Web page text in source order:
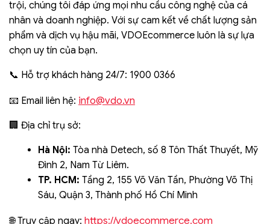
trội, chúng tôi đáp ứng mọi nhu cầu công nghệ của cá
nhân và doanh nghiệp. Với sự cam kết về chất lượng sản
phẩm và dịch vụ hậu mãi, VDOEcommerce luôn là sự lựa
chọn uy tín của bạn.
📞 Hỗ trợ khách hàng 24/7: 1900 0366
📧 Email liên hệ: info@vdo.vn
🏢 Địa chỉ trụ sở:
Hà Nội: Tòa nhà Detech, số 8 Tôn Thất Thuyết, Mỹ
Đình 2, Nam Từ Liêm.
TP. HCM: Tầng 2, 155 Võ Văn Tần, Phường Võ Thị
Sáu, Quận 3, Thành phố Hồ Chí Minh
🌐 Truy cập ngay: https://vdoecommerce.com